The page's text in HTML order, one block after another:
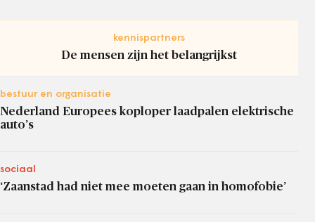
kennispartners
De mensen zijn het belangrijkst
bestuur en organisatie
Nederland Europees koploper laadpalen elektrische
auto’s
sociaal
‘Zaanstad had niet mee moeten gaan in homofobie’